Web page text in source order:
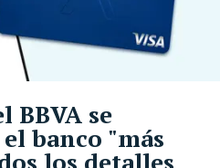
BBVA se
banco "más
los detalles